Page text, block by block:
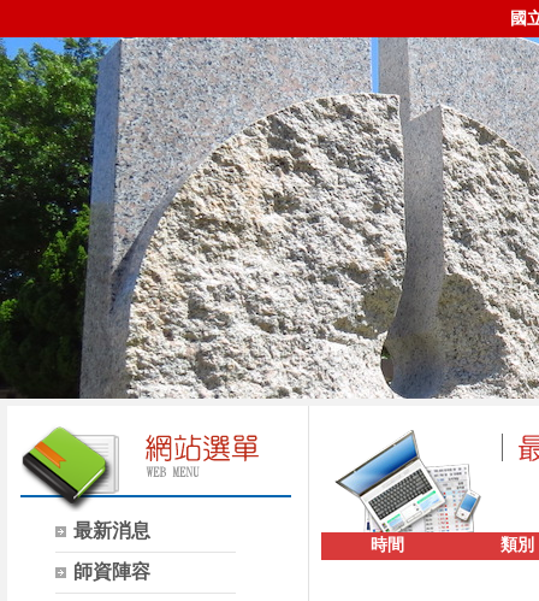
國
最新消息
師資陣容
時間 類別